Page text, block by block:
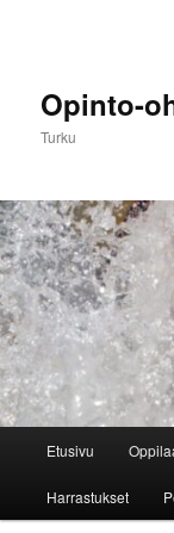
Opinto-
Turku
Etusivu
Harrastukset